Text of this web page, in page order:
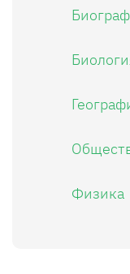
Физика